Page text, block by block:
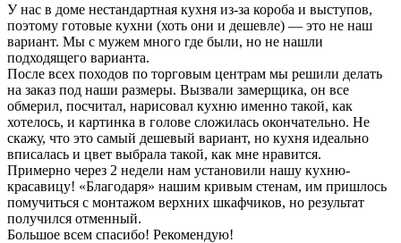
У нас в доме нестандартная кухня из-за короба и выступов,
поэтому готовые кухни (хоть они и дешевле) — это не наш
вариант. Мы с мужем много где были, но не нашли
подходящего варианта.
После всех походов по торговым центрам мы решили делать
на заказ под наши размеры. Вызвали замерщика, он все
обмерил, посчитал, нарисовал кухню именно такой, как
хотелось, и картинка в голове сложилась окончательно. Не
скажу, что это самый дешевый вариант, но кухня идеально
вписалась и цвет выбрала такой, как мне нравится.
Примерно через 2 недели нам установили нашу кухню-
красавицу! «Благодаря» нашим кривым стенам, им пришлось
помучиться с монтажом верхних шкафчиков, но результат
получился отменный.
Большое всем спасибо! Рекомендую!